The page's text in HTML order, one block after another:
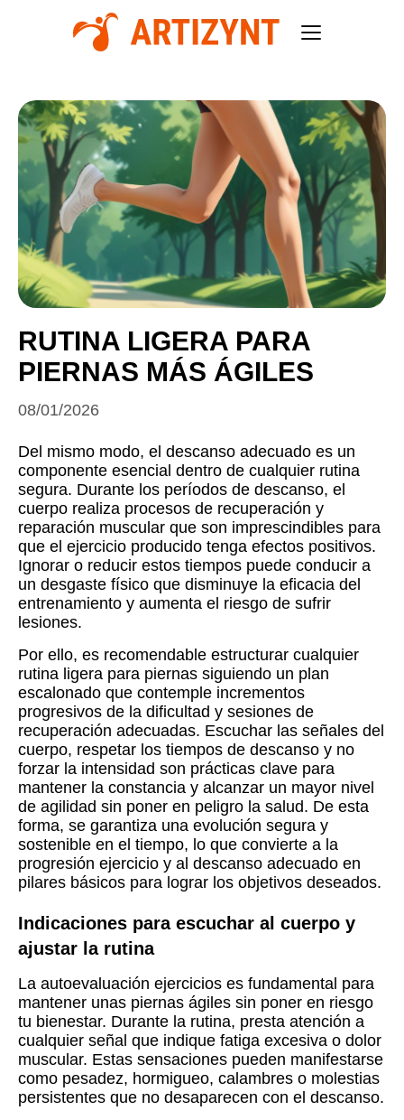
RUTINA LIGERA PARA
PIERNAS MÁS ÁGILES
08/01/2026
Del mismo modo, el descanso adecuado es un
componente esencial dentro de cualquier rutina
segura. Durante los períodos de descanso, el
cuerpo realiza procesos de recuperación y
reparación muscular que son imprescindibles para
que el ejercicio producido tenga efectos positivos.
Ignorar o reducir estos tiempos puede conducir a
un desgaste físico que disminuye la eficacia del
entrenamiento y aumenta el riesgo de sufrir
lesiones.
Por ello, es recomendable estructurar cualquier
rutina ligera para piernas siguiendo un plan
escalonado que contemple incrementos
progresivos de la dificultad y sesiones de
recuperación adecuadas. Escuchar las señales del
cuerpo, respetar los tiempos de descanso y no
forzar la intensidad son prácticas clave para
mantener la constancia y alcanzar un mayor nivel
de agilidad sin poner en peligro la salud. De esta
forma, se garantiza una evolución segura y
sostenible en el tiempo, lo que convierte a la
progresión ejercicio y al descanso adecuado en
pilares básicos para lograr los objetivos deseados.
Indicaciones para escuchar al cuerpo y
ajustar la rutina
La autoevaluación ejercicios es fundamental para
mantener unas piernas ágiles sin poner en riesgo
tu bienestar. Durante la rutina, presta atención a
cualquier señal que indique fatiga excesiva o dolor
muscular. Estas sensaciones pueden manifestarse
como pesadez, hormigueo, calambres o molestias
persistentes que no desaparecen con el descanso.